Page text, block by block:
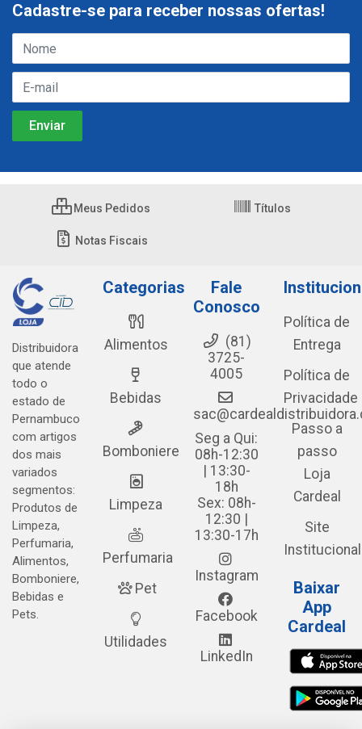
Cadastre-se para receber nossas ofertas!
Meus Pedidos Títulos
Notas Fiscais
Distribuidora
que atende
todo o
estado de
Pernambuco
com artigos
dos mais
variados
segmentos:
Produtos de
Limpeza,
Perfumaria,
Alimentos,
Bomboniere,
Bebidas e
Pets.
Categorias
Alimentos
Bebidas
Bomboniere
Limpeza
Perfumaria
Pet
Utilidades
Fale
Conosco
(81)
3725-
4005
Seg a Qui:
08h-12:30
| 13:30-
18h
Sex: 08h-
12:30 |
13:30-17h
Instagram
Facebook
LinkedIn
Política de
Entrega
Política de
Privacidade
Passo a
passo
Loja
Cardeal
Site
Institucional
Baixar
App
Cardeal